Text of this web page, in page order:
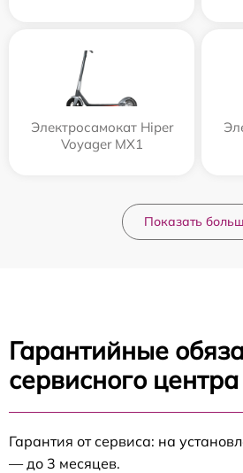
Электросамокат Hiper
Voyager MX1
Показать
Гарантийные
сервисного
Гарантия от сервиса: на
— до 3 месяцев.